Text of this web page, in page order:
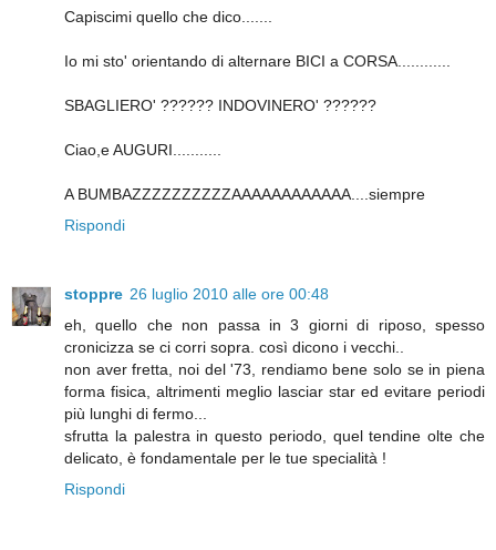
Capiscimi quello che dico.......
Io mi sto' orientando di alternare BICI a CORSA............
SBAGLIERO' ?????? INDOVINERO' ??????
Ciao,e AUGURI...........
A BUMBAZZZZZZZZZZAAAAAAAAAAAA....siempre
Rispondi
stoppre 26 luglio 2010 alle ore 00:48
eh, quello che non passa in 3 giorni di riposo, spesso
cronicizza se ci corri sopra. così dicono i vecchi..
non aver fretta, noi del '73, rendiamo bene solo se in piena
forma fisica, altrimenti meglio lasciar star ed evitare periodi
più lunghi di fermo...
sfrutta la palestra in questo periodo, quel tendine olte che
delicato, è fondamentale per le tue specialità !
Rispondi